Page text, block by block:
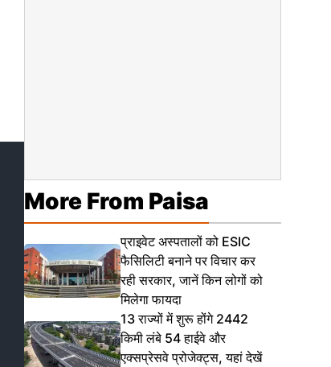
More From Paisa
प्राइवेट अस्पतालों को ESIC
फैसिलिटी बनाने पर विचार कर
रही सरकार, जानें किन लोगों को
मिलेगा फायदा
13 राज्यों में शुरू होंगे 2442
किमी लंबे 54 हाईवे और
एक्सप्रेसवे प्रोजेक्ट्स, यहां देखें